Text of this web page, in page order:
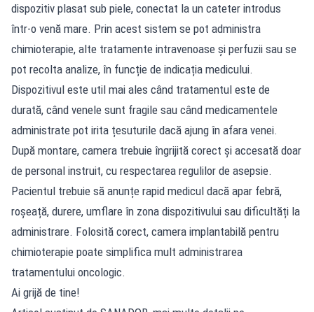
dispozitiv plasat sub piele, conectat la un cateter introdus
într-o venă mare. Prin acest sistem se pot administra
chimioterapie, alte tratamente intravenoase și perfuzii sau se
pot recolta analize, în funcție de indicația medicului.
Dispozitivul este util mai ales când tratamentul este de
durată, când venele sunt fragile sau când medicamentele
administrate pot irita țesuturile dacă ajung în afara venei.
După montare, camera trebuie îngrijită corect și accesată doar
de personal instruit, cu respectarea regulilor de asepsie.
Pacientul trebuie să anunțe rapid medicul dacă apar febră,
roșeață, durere, umflare în zona dispozitivului sau dificultăți la
administrare. Folosită corect, camera implantabilă pentru
chimioterapie poate simplifica mult administrarea
tratamentului oncologic.
Ai grijă de tine!